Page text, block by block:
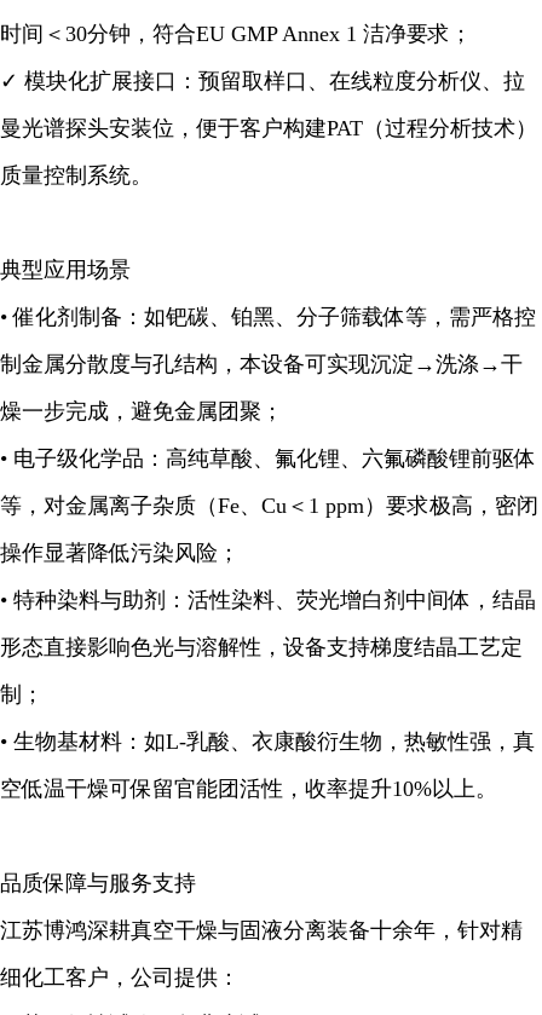
时间＜30分钟，符合EU GMP Annex 1 洁净要求；
✓ 模块化扩展接口：预留取样口、在线粒度分析仪、拉
曼光谱探头安装位，便于客户构建PAT（过程分析技术）
质量控制系统。
典型应用场景
• 催化剂制备：如钯碳、铂黑、分子筛载体等，需严格控
制金属分散度与孔结构，本设备可实现沉淀→洗涤→干
燥一步完成，避免金属团聚；
• 电子级化学品：高纯草酸、氟化锂、六氟磷酸锂前驱体
等，对金属离子杂质（Fe、Cu＜1 ppm）要求极高，密闭
操作显著降低污染风险；
• 特种染料与助剂：活性染料、荧光增白剂中间体，结晶
形态直接影响色光与溶解性，设备支持梯度结晶工艺定
制；
• 生物基材料：如L-乳酸、衣康酸衍生物，热敏性强，真
空低温干燥可保留官能团活性，收率提升10%以上。
品质保障与服务支持
江苏博鸿深耕真空干燥与固液分离装备十余年，针对精
细化工客户，公司提供：